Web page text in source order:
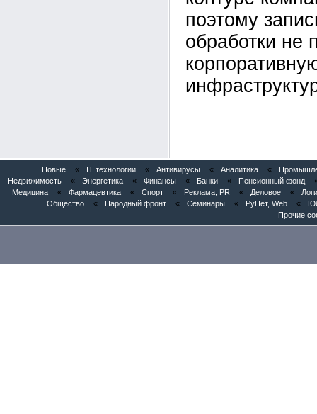
поэтому
обработки не
Новые « IT технологии « Антивирусы « Аналитика «
Недвижимость
« Энергетика « Финансы « Банки « Пенсионный фонд
Медицина
« Фармацевтика « Спорт « Реклама, PR « Деловое «
Общество
« Народный фронт « Семинары « РуНет, Web «
Прочие